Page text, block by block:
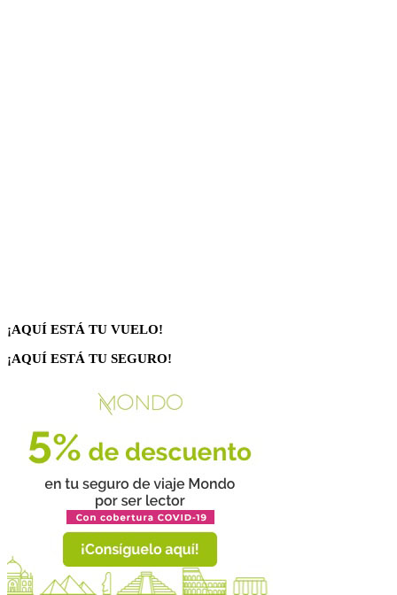
¡AQUÍ ESTÁ TU VUELO!
¡AQUÍ ESTÁ TU SEGURO!